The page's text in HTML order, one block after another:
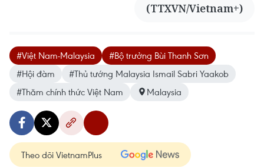
(TTXVN/Vietnam+)
#Việt Nam-Malaysia
#Bộ trưởng Bùi Thanh Sơn
#Hội đàm
#Thủ tướng Malaysia Ismail Sabri Yaakob
#Thăm chính thức Việt Nam
Malaysia
Theo dõi VietnamPlus